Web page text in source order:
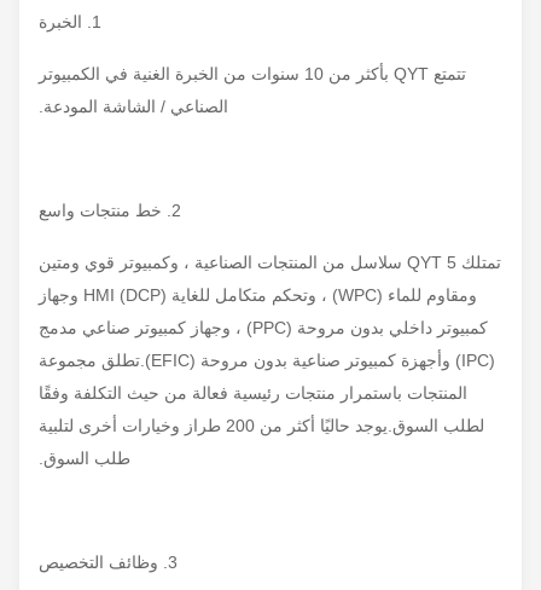
تتمتع QYT بأكثر من 10 سنوات من الخبرة الغنية في الكمبيوتر
الصناعي / الشاشة المودعة.
تمتلك QYT 5 سلاسل من المنتجات الصناعية ، وكمبيوتر قوي ومتين
ومقاوم للماء (WPC) ، وتحكم متكامل للغاية HMI (DCP) وجهاز
كمبيوتر داخلي بدون مروحة (PPC) ، وجهاز كمبيوتر صناعي مدمج
(IPC) وأجهزة كمبيوتر صناعية بدون مروحة (EFIC).تطلق مجموعة
المنتجات باستمرار منتجات رئيسية فعالة من حيث التكلفة وفقًا
لطلب السوق.يوجد حاليًا أكثر من 200 طراز وخيارات أخرى لتلبية
طلب السوق.